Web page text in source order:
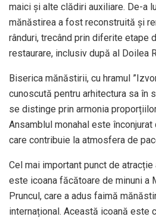
maici și alte clădiri auxiliare. De-a
mănăstirea a fost reconstruită și
rânduri, trecând prin diferite etape
restaurare, inclusiv după al Doilea
Biserica mănăstirii, cu hramul
cunoscută pentru arhitectura sa în
se distinge prin armonia
Ansamblul monahal este
care contribuie la atmosfera de
Cel mai important punct de
este icoana făcătoare de minuni a
Pruncul, care a adus faimă
internațional. Această icoană este